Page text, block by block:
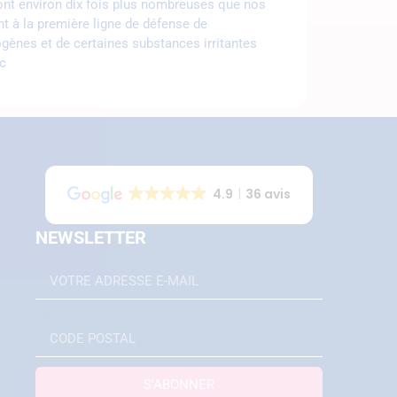
environ dix fois plus nombreuses que nos
à la première ligne de défense de
et de certaines substances irritantes
4.9 36 avis
NEWSLETTER